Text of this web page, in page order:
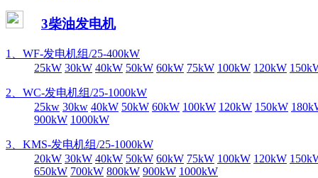
3柴油发电机
1、WF-发电机组/25-400kW
25kW 30kW 40kW 50kW 60kW 75kW 100kW 120kW
2、WC-发电机组/25-1000kW
25kw 30kw 40kW 50kW 60kW 100kW 120kW 150kW
900kW 1000kW
3、KMS-发电机组/25-1000kW
20kW 30kW 40kW 50kW 60kW 75kW 100kW 120kW
650kW 700kW 800kW 900kW 1000kW